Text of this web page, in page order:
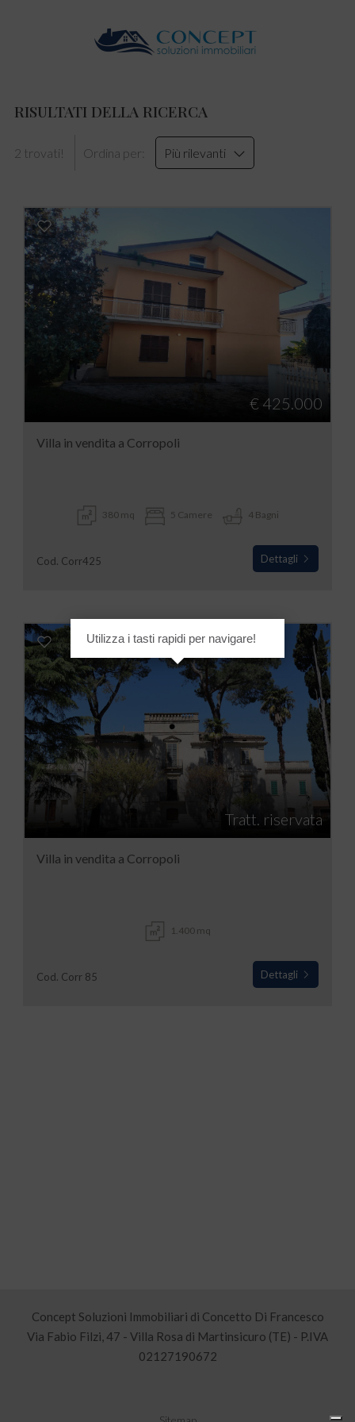
RISULTATI DELLA RICERCA
2 trovati! Ordina per: Più rilevanti
€ 425.000
Villa in vendita a Corropoli
380 mq 5 Camere 4 Bagni
Cod. Corr425 Dettagli
Tratt. riservata
Villa in vendita a Corropoli
1.400 mq
Cod. Corr 85 Dettagli
Concept Soluzioni Immobiliari di Concetto Di Francesco
Via Fabio Filzi, 47 - Villa Rosa di Martinsicuro (TE) - P.IVA
02127190672
Utilizza i tasti rapidi per navigare!